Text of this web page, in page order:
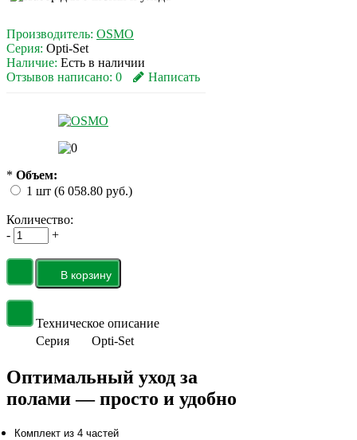
Производитель: OSMO
Серия: Opti-Set
Наличие: Есть в наличии
Отзывов написано: 0 Написать
* Объем:
1 шт (6 058.80 руб.)
Количество:
-
+
Техническое описание
Серия
Opti-Set
Оптимальный уход за
полами — просто и удобно
Комплект из 4 частей